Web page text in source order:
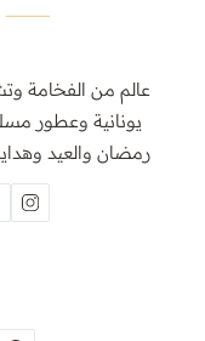
عالم من الفخامة
يونانية وعطور
رمضان والعيد